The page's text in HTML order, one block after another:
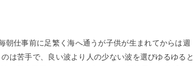
朝仕事前に足繁く海へ通うが子供が生まれてからは週
は苦手で、良い波より人の少ない波を選びゆるゆると